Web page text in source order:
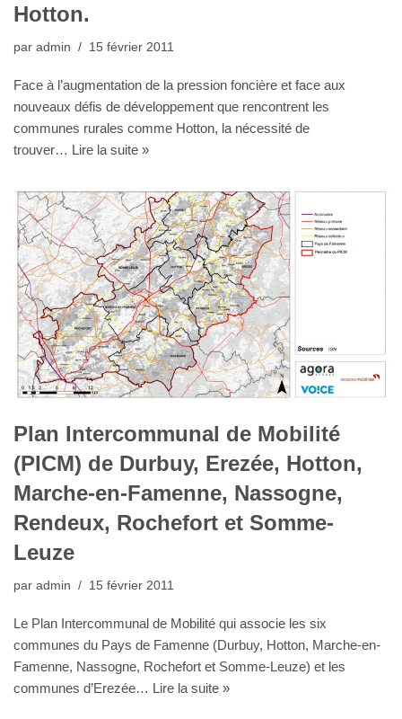
Hotton.
par admin 15 février 2011
Face à l’augmentation de la pression foncière et face aux
nouveaux défis de développement que rencontrent les
communes rurales comme Hotton, la nécessité de
trouver… Lire la suite »
Plan Intercommunal de Mobilité
(PICM) de Durbuy, Erezée, Hotton,
Marche-en-Famenne, Nassogne,
Rendeux, Rochefort et Somme-
Leuze
par admin 15 février 2011
Le Plan Intercommunal de Mobilité qui associe les six
communes du Pays de Famenne (Durbuy, Hotton, Marche-en-
Famenne, Nassogne, Rochefort et Somme-Leuze) et les
communes d’Erezée… Lire la suite »